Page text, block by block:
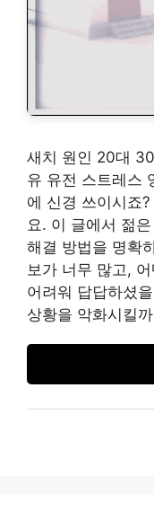
새치 원인 20대
유 유전 스트레스
에 신경 쓰이시죠
요. 이 글에서 젊
해결 방법을 명확
보가 너무 많고,
어려워 답답하셨
상황을 악화시킬